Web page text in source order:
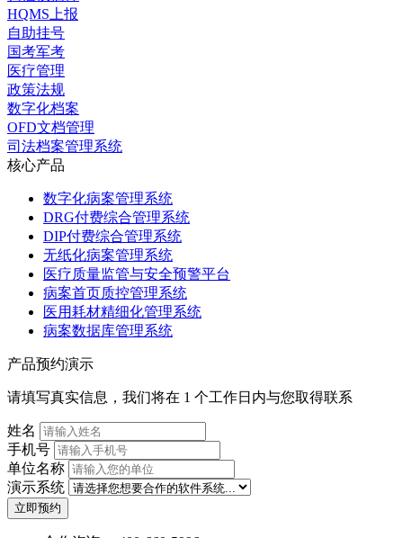
HQMS上报
自助挂号
国考军考
医疗管理
政策法规
数字化档案
OFD文档管理
司法档案管理系统
核心产品
数字化病案管理系统
DRG付费综合管理系统
DIP付费综合管理系统
无纸化病案管理系统
医疗质量监管与安全预警平台
病案首页质控管理系统
医用耗材精细化管理系统
病案数据库管理系统
产品预约演示
请填写真实信息，我们将在 1 个工作日内与您取得联系
姓名
手机号
单位名称
演示系统
立即预约